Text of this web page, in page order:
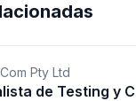
Pty Ltd
de Testing y